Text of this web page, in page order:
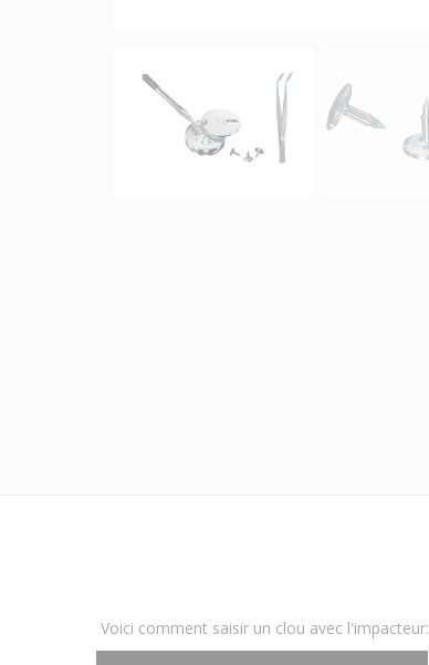
Voici comment saisir un clou avec l'impacteur: